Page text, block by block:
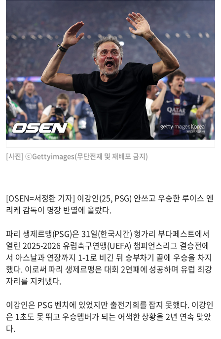
[사진] ⓒGettyimages(무단전재 및 재배포 금지)
[OSEN=서정환 기자] 이강인(25, PSG) 안쓰고 우승한 루이스 엔
리케 감독이 명장 반열에 올랐다.
파리 생제르맹(PSG)은 31일(한국시간) 헝가리 부다페스트에서
열린 2025-2026 유럽축구연맹(UEFA) 챔피언스리그 결승전에
서 아스날과 연장까지 1-1로 비긴 뒤 승부차기 끝에 우승을 차지
했다. 이로써 파리 생제르맹은 대회 2연패에 성공하며 유럽 최강
자리를 지켜냈다.
이강인은 PSG 벤치에 있었지만 출전기회를 잡지 못했다. 이강인
은 1초도 못 뛰고 우승멤버가 되는 어색한 상황을 2년 연속 맞았
다.